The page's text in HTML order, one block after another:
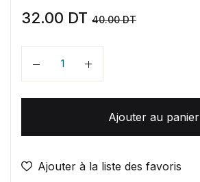
32.00 DT 40.00DT
Quantité
Ajouter au panier
Ajouter à la liste des favoris